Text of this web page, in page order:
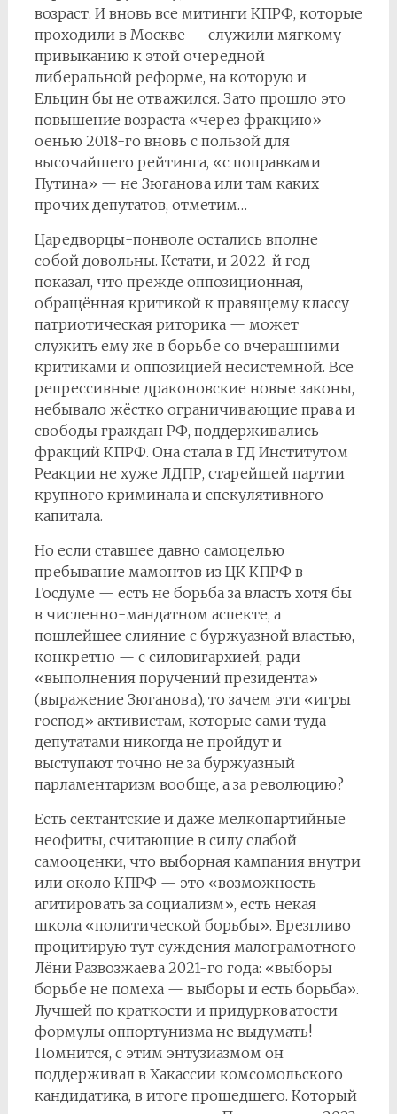
возраст. И вновь все митинги КПРФ, которые
проходили в Москве — служили мягкому
привыканию к этой очередной
либеральной реформе, на которую и
Ельцин бы не отважился. Зато прошло это
повышение возраста «через фракцию»
оенью 2018-го вновь с пользой для
высочайшего рейтинга, «с поправками
Путина» — не Зюганова или там каких
прочих депутатов, отметим…
Царедворцы-понволе остались вполне
собой довольны. Кстати, и 2022-й год
показал, что прежде оппозиционная,
обращённая критикой к правящему классу
патриотическая риторика — может
служить ему же в борьбе со вчерашними
критиками и оппозицией несистемной. Все
репрессивные драконовские новые законы,
небывало жёстко ограничивающие права и
свободы граждан РФ, поддерживались
фракций КПРФ. Она стала в ГД Институтом
Реакции не хуже ЛДПР, старейшей партии
крупного криминала и спекулятивного
капитала.
Но если ставшее давно самоцелью
пребывание мамонтов из ЦК КПРФ в
Госдуме — есть не борьба за власть хотя бы
в численно-мандатном аспекте, а
пошлейшее слияние с буржуазной властью,
конкретно — с силовигархией, ради
«выполнения поручений президента»
(выражение Зюганова), то зачем эти «игры
господ» активистам, которые сами туда
депутатами никогда не пройдут и
выступают точно не за буржуазный
парламентаризм вообще, а за революцию?
Есть сектантские и даже мелкопартийные
неофиты, считающие в силу слабой
самооценки, что выборная кампания внутри
или около КПРФ — это «возможность
агитировать за социализм», есть некая
школа «политической борьбы». Брезгливо
процитирую тут суждения малограмотного
Лёни Развозжаева 2021-го года: «выборы
борьбе не помеха — выборы и есть борьба».
Лучшей по краткости и придурковатости
формулы оппортунизма не выдумать!
Помнится, с этим энтузиазмом он
поддерживал в Хакассии комсомольского
кандидатика, в итоге прошедшего. Который